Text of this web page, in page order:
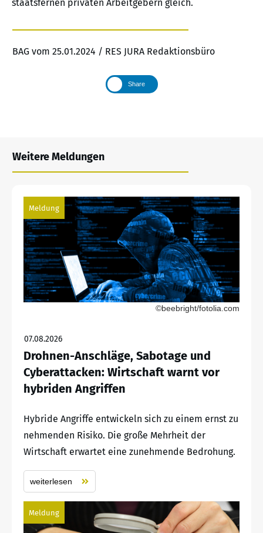
staatsfernen privaten Arbeitgebern gleich.
BAG vom 25.01.2024 / RES JURA Redaktionsbüro
Share
Weitere Meldungen
Meldung
©beebright/fotolia.com
07.08.2026
Drohnen-Anschläge, Sabotage und
Cyberattacken: Wirtschaft warnt vor
hybriden Angriffen
Hybride Angriffe entwickeln sich zu einem ernst zu
nehmenden Risiko. Die große Mehrheit der
Wirtschaft erwartet eine zunehmende Bedrohung.
weiterlesen
Meldung